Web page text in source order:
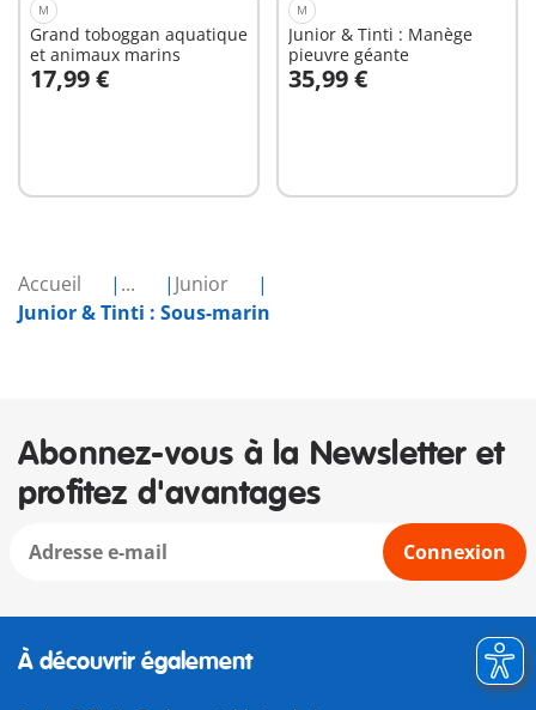
Accueil ...
Junior
Junior & Tinti : Sous-marin
M
Grand toboggan aquatique
et animaux marins
17,99 €
Au panier
M
Junior & Tinti : Manège
pieuvre géante
35,99 €
Au panier
Abonnez-vous à la Newsletter et
profitez d'avantages
Connexion
À découvrir également